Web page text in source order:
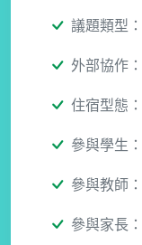
議題類型
外部協作
住宿型態
參與學生
參與教師
參與家長